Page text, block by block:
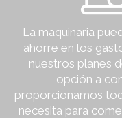
La maquinaria
ahorre en los
nuestros planes
opción a
proporcionamos
necesita para